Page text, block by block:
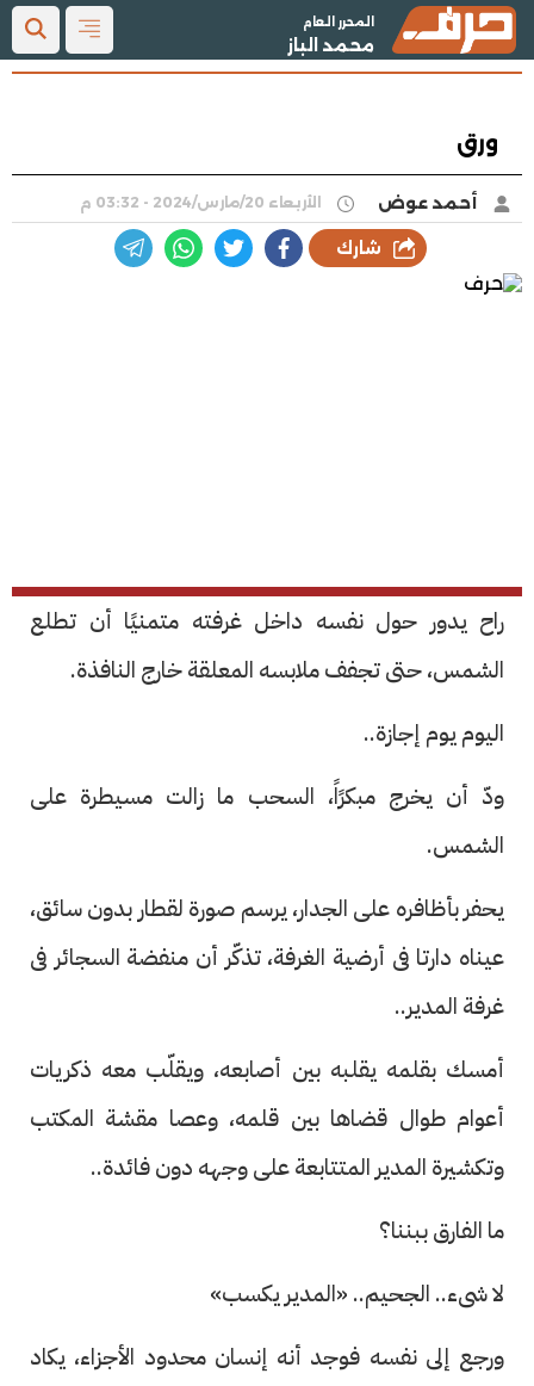
المحرر العام
محمد الباز
ورق
أحمد عوض الأربعاء 20/مارس/2024 - 03:32 م
شارك
راح يدور حول نفسه داخل غرفته متمنيًا أن تطلع
الشمس، حتى تجفف ملابسه المعلقة خارج النافذة.
اليوم يوم إجازة..
ودّ أن يخرج مبكرًاً، السحب ما زالت مسيطرة على
الشمس.
يحفر بأظافره على الجدار، يرسم صورة لقطار بدون سائق،
عيناه دارتا فى أرضية الغرفة، تذكّر أن منفضة السجائر فى
غرفة المدير..
أمسك بقلمه يقلبه بين أصابعه، ويقلّب معه ذكريات
أعوام طوال قضاها بين قلمه، وعصا مقشة المكتب
وتكشيرة المدير المتتابعة على وجهه دون فائدة..
ما الفارق ببننا؟
لا شىء.. الجحيم.. «المدير يكسب»
ورجع إلى نفسه فوجد أنه إنسان محدود الأجزاء، يكاد